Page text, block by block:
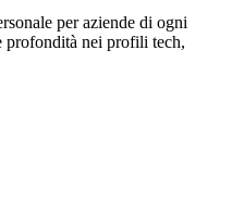
per aziende di ogni
profondità nei profili tech,